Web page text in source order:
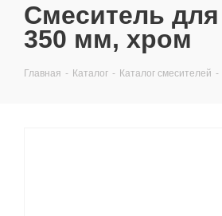
Смеситель
350 мм, хром
Главная - Каталог - Каталог смесителей -